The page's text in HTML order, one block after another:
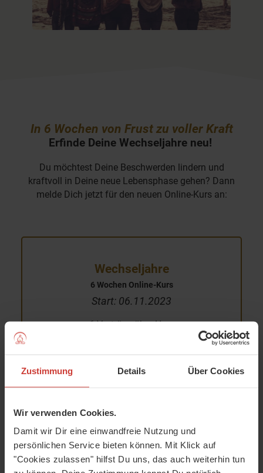
Zustimmung Details Über Cookies
Wir verwenden Cookies.
Damit wir Dir eine einwandfreie Nutzung und
persönlichen Service bieten können. Mit Klick auf
"Cookies zulassen" hilfst Du uns, das auch weiterhin tun
In 6 Wochen von Frust zu voller Kraft
Erfinde Deine Wechseljahre neu!
Du möchtest Deine Beschwerden lindern und
kraftvoll in Deine neue Lebensphase gehen? Dann
melde Dich jetzt für den neuen Online-Kurs an:
Wechseljahre
6 Wochen Online-Kurs
Start: 06.11.2023
6 Vorträge über Hormone,
Behandlungswege, Ernährung &
6 Praxis-Sessions mit Yoga,
3 Bonus-Themen-Abende
lebenslanger Zugriff auf die Kurs-
Inhalte